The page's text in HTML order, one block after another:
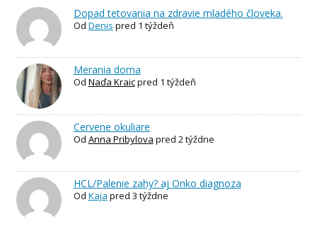
Dopad tetovania na zdravie mladého človeka.
Od Denis pred 1 týždeň
Merania doma
Od Naďa Kraicpred 1 týždeň
Cervene okuliare
Od Anna Pribylova pred 2 týždne
HCL/Palenie zahy? aj Onko diagnoza
Od Kaja pred 3 týždne